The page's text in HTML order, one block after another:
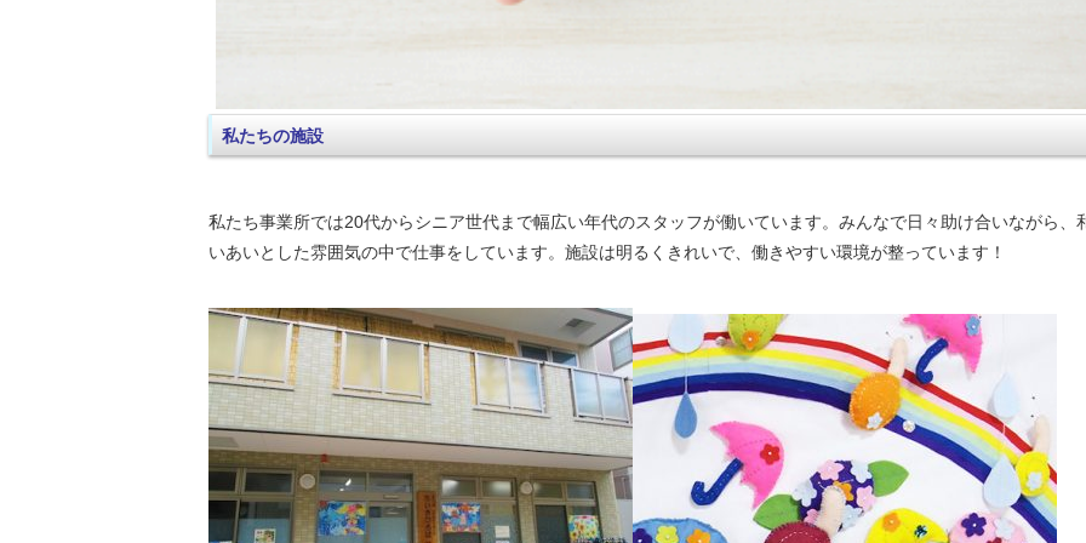
私たちの施設
私たち事業所では20代からシニア世代まで幅広い年代のスタッフが働いています。みんなで日々助け合いながら、
いあいとした雰囲気の中で仕事をしています。施設は明るくきれいで、働きやすい環境が整っています！